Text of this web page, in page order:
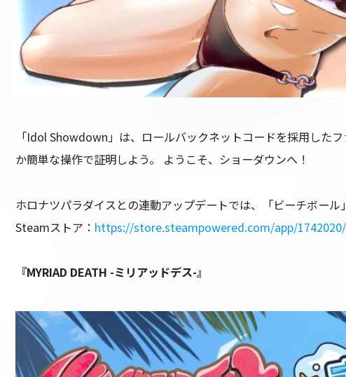
「Idol Showdown」は、ロールバックネットコードを採用した
か簡単な操作で証明しよう。 ようこそ、ショーダウンへ！
ホロナツパラダイスとの連動アップデートでは、「ビーチボー
Steamストア： https://store.steampowered.com/app/
『MYRIAD DEATH -ミリアッドデス-』